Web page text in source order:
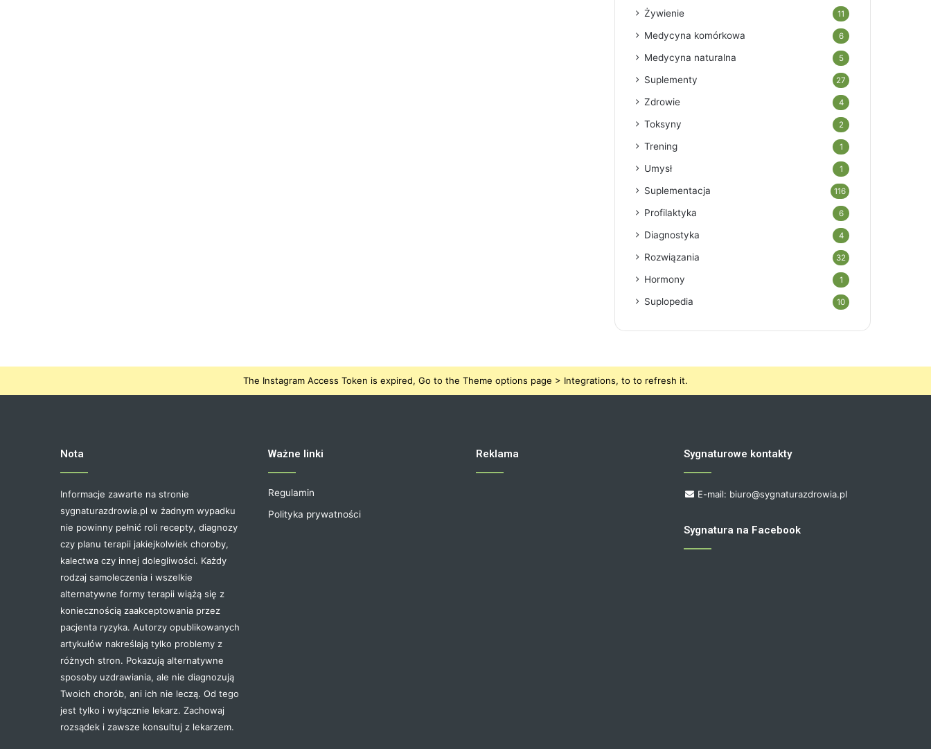
Żywienie 11
Medycyna komórkowa 6
Medycyna naturalna 5
Suplementy 27
Zdrowie 4
Toksyny 2
Trening 1
Umysł 1
Suplementacja 116
Profilaktyka 6
Diagnostyka 4
Rozwiązania 32
Hormony 1
Suplopedia 10
The Instagram Access Token is expired, Go to the Theme options page > Integrations, to to refresh it.
Nota
Informacje zawarte na stronie
sygnaturazdrowia.pl w żadnym wypadku
nie powinny pełnić roli recepty, diagnozy
czy planu terapii jakiejkolwiek choroby,
kalectwa czy innej dolegliwości. Każdy
rodzaj samoleczenia i wszelkie
alternatywne formy terapii wiążą się z
koniecznością zaakceptowania przez
pacjenta ryzyka. Autorzy opublikowanych
artykułów nakreślają tylko problemy z
różnych stron. Pokazują alternatywne
sposoby uzdrawiania, ale nie diagnozują
Twoich chorób, ani ich nie leczą. Od tego
jest tylko i wyłącznie lekarz. Zachowaj
rozsądek i zawsze konsultuj z lekarzem.
Ważne linki
Regulamin
Polityka prywatności
Reklama Sygnaturowe kontakty
E-mail: biuro@sygnaturazdrowia.pl
Sygnatura na Facebook